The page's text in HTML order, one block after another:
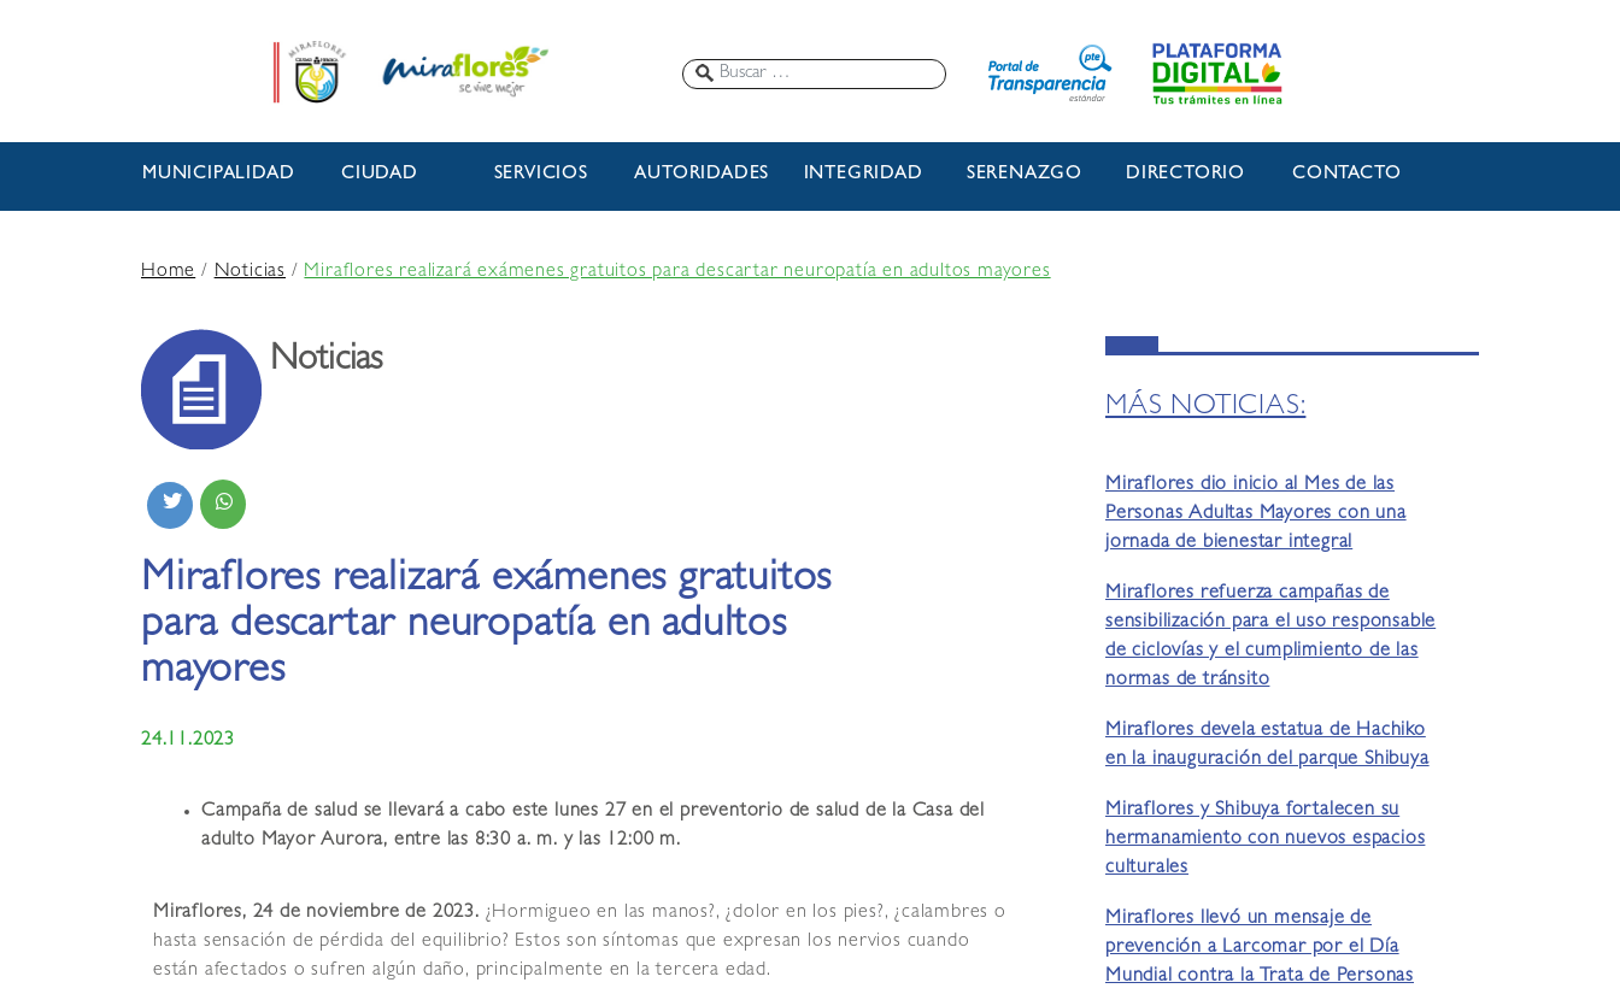
MUNICIPALIDAD CIUDAD SERVICIOS AUTORIDADES INTEGRIDAD SERENAZGO DIRECTORIO CONTACTO
Home/Noticias /Miraflores realizará exámenes gratuitos para descartar neuropatía en adultos mayores
Noticias
Miraflores realizará exámenes gratuitos
para descartar neuropatía en adultos
mayores
24.11.2023
Campaña de salud se llevará a cabo este lunes 27 en el preventorio de salud de la Casa del
adulto Mayor Aurora, entre las 8:30 a. m. y las 12:00 m.
Miraflores, 24 de noviembre de 2023. ¿Hormigueo en las manos?, ¿dolor en los pies?, ¿calambres o
hasta sensación de pérdida del equilibrio? Estos son síntomas que expresan los nervios cuando
están afectados o sufren algún daño, principalmente en la tercera edad.
MÁS NOTICIAS:
Miraflores dio inicio al Mes de las
Personas Adultas Mayores con una
jornada de bienestar integral
Miraflores refuerza campañas de
sensibilización para el uso responsable
de ciclovías y el cumplimiento de las
normas de tránsito
Miraflores devela estatua de Hachiko
en la inauguración del parque Shibuya
Miraflores y Shibuya fortalecen su
hermanamiento con nuevos espacios
culturales
Miraflores llevó un mensaje de
prevención a Larcomar por el Día
Mundial contra la Trata de Personas